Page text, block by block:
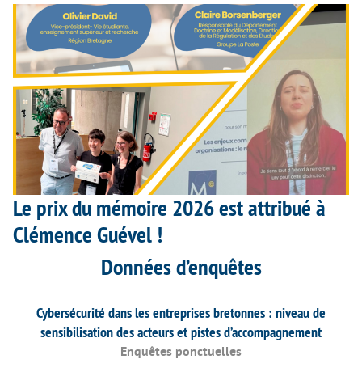
Le prix du mémoire 2026 est attribué à
Clémence Guével !
Données d’enquêtes
Cybersécurité dans les entreprises bretonnes : niveau de
sensibilisation des acteurs et pistes d’accompagnement
Enquêtes ponctuelles